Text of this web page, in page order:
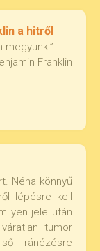
a hitről
megyünk.”
Franklin
Néha könnyű
lépésre kell
jele után
tumor
ránézésre